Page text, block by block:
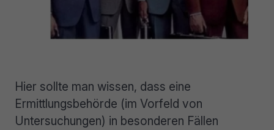
Hier sollte man wissen, dass eine
Ermittlungsbehörde (im Vorfeld von
Untersuchungen) in besonderen Fällen